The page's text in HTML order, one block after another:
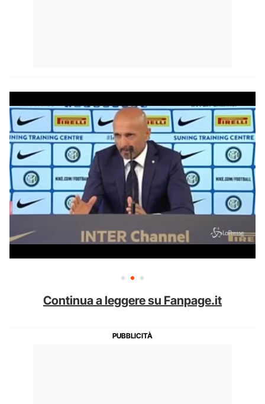
Continua a leggere su Fanpage.it